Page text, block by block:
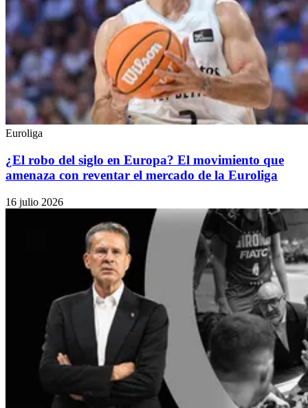
Euroliga
¿El robo del siglo en Europa? El movimiento que
amenaza con reventar el mercado de la Euroliga
16 julio 2026